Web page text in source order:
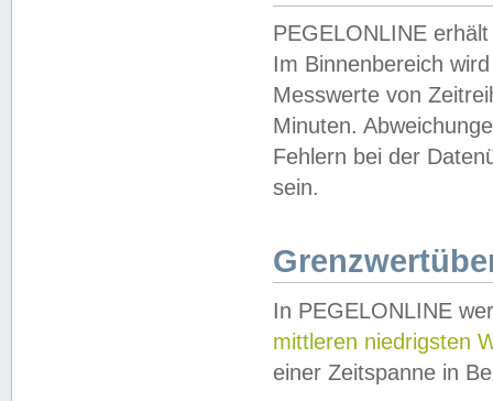
PEGELONLINE
Im Binnenbereich
Messwerte von
Minuten.
Fehlern bei der
sein.
In PEGELONLINE
mittleren niedrigsten
einer Zeitspanne in